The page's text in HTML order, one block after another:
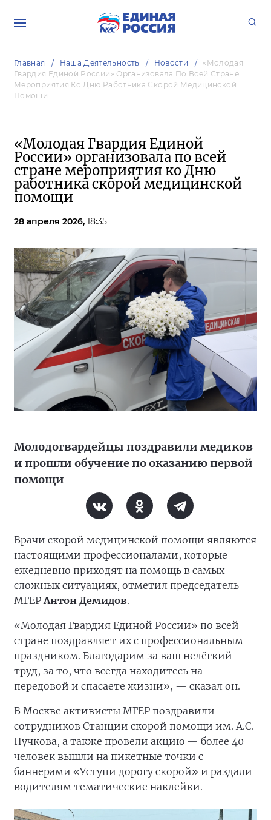
Главная Наша Деятельность Новости
«Молодая
Гвардия Единой России» Организовала По Всей Стране
Мероприятия Ко Дню Работника Скорой Медицинской
Помощи
«Молодая Гвардия Единой
России» организовала по всей
стране мероприятия ко Дню
работника скорой медицинской
помощи
28 апреля 2026, 18:35
Молодогвардейцы поздравили медиков
и прошли обучение по оказанию первой
помощи
Врачи скорой медицинской помощи являются
настоящими профессионалами, которые
ежедневно приходят на помощь в самых
сложных ситуациях, отметил председатель
МГЕРАнтон Демидов.
«Молодая Гвардия Единой России» по всей
стране поздравляет их с профессиональным
праздником. Благодарим за ваш нелёгкий
труд, за то, что всегда находитесь на
передовой и спасаете жизни», — сказал он.
В Москве активисты МГЕР поздравили
сотрудников Станции скорой помощи им. А.С.
Пучкова, а также провели акцию — более 40
человек вышли на пикетные точки с
баннерами «Уступи дорогу скорой» и раздали
водителям тематические наклейки.